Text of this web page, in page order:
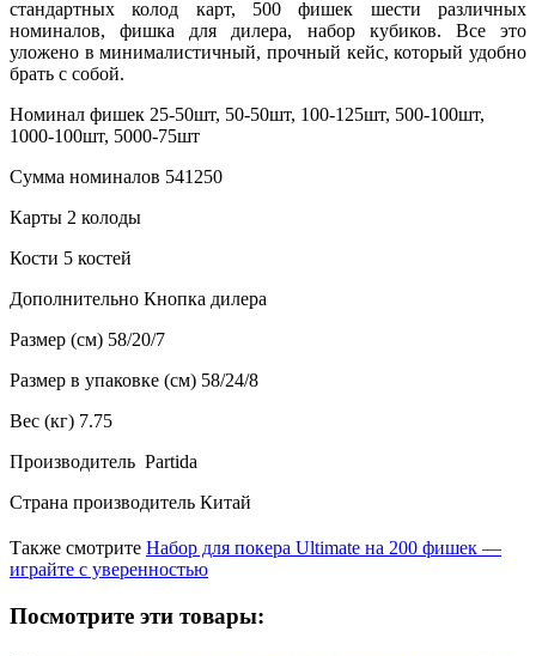
стандартных колод карт, 500 фишек шести различных
номиналов, фишка для дилера, набор кубиков. Все это
уложено в минималистичный, прочный кейс, который удобно
брать с собой.
Номинал фишек 25-50шт, 50-50шт, 100-125шт, 500-100шт,
1000-100шт, 5000-75шт
Сумма номиналов 541250
Карты 2 колоды
Кости 5 костей
Дополнительно Кнопка дилера
Размер (см) 58/20/7
Размер в упаковке (см) 58/24/8
Вес (кг) 7.75
Производитель Partida
Страна производитель Китай
Также смотрите Набор для покера Ultimate на 200 фишек —
играйте с уверенностью
Посмотрите эти товары: